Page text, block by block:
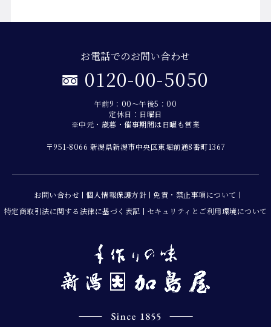
お電話でのお問い合わせ
0120-00-5050
午前9：00～午後5：00
定休日：日曜日
※中元・歳暮・催事期間は日曜も営業
〒951-8066 新潟県新潟市中央区東堀前通8番町1367
お問い合わせ 個人情報保護方針
免責・禁止事項について
特定商取引法に関する法律に基づく表記
セキュリティとご利用環境について